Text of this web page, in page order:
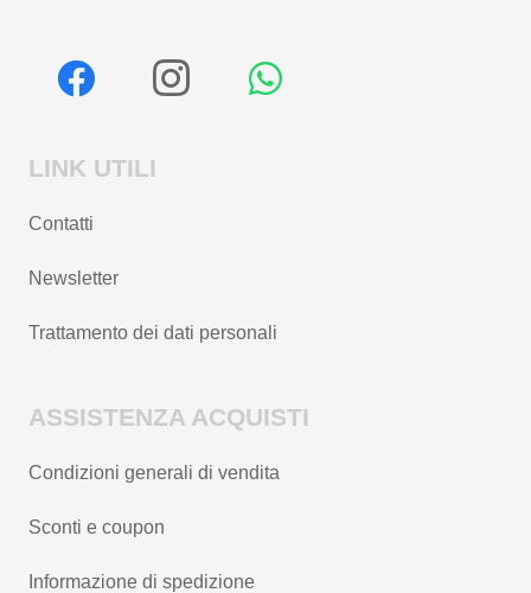
LINK UTILI
Contatti
Newsletter
Trattamento dei dati personali
ASSISTENZA ACQUISTI
Condizioni generali di vendita
Sconti e coupon
Informazione di spedizione